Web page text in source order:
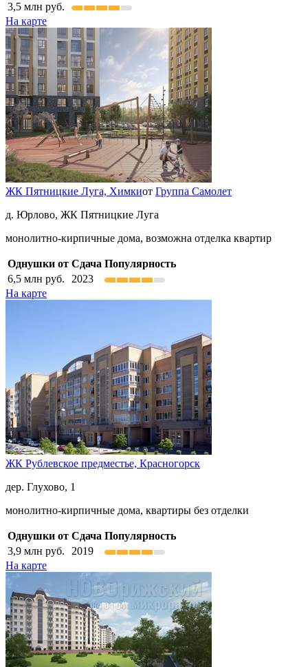
3,5 млн руб.
На карте
ЖК Пятницкие Луга, Химкиот Группа Самолет
д. Юрлово, ЖК Пятницкие Луга
монолитно-кирпичные дома, возможна отделка квартир
Однушки от Сдача Популярность
6,5 млн руб.
2023
На карте
ЖК Рублевское предместье, Красногорск
дер. Глухово, 1
монолитно-кирпичные дома, квартиры без отделки
Однушки от Сдача Популярность
3,9 млн руб.
2019
На карте